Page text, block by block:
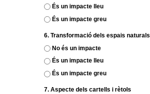
És un impacte lleu
És un impacte greu
6. Transformació dels espais naturals
No és un impacte
És un impacte lleu
És un impacte greu
7. Aspecte dels cartells i rètols